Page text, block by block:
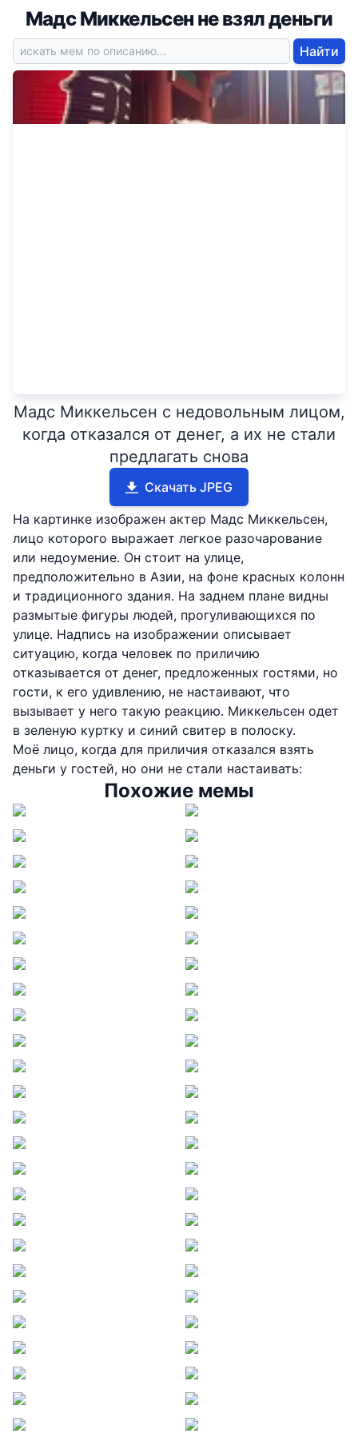
Мадс Миккельсен не взял деньги
Найти
Мадс Миккельсен с недовольным лицом,
когда отказался от денег, а их не стали
предлагать снова
Скачать JPEG
На картинке изображен актер Мадс Миккельсен,
лицо которого выражает легкое разочарование
или недоумение. Он стоит на улице,
предположительно в Азии, на фоне красных колонн
и традиционного здания. На заднем плане видны
размытые фигуры людей, прогуливающихся по
улице. Надпись на изображении описывает
ситуацию, когда человек по приличию
отказывается от денег, предложенных гостями, но
гости, к его удивлению, не настаивают, что
вызывает у него такую реакцию. Миккельсен одет
в зеленую куртку и синий свитер в полоску.
Моё лицо, когда для приличия отказался взять
деньги у гостей, но они не стали настаивать:
Похожие мемы